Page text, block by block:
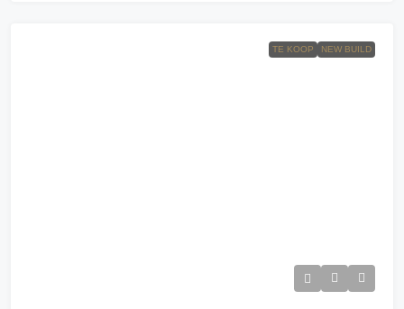
TE KOOP NEW BUILD